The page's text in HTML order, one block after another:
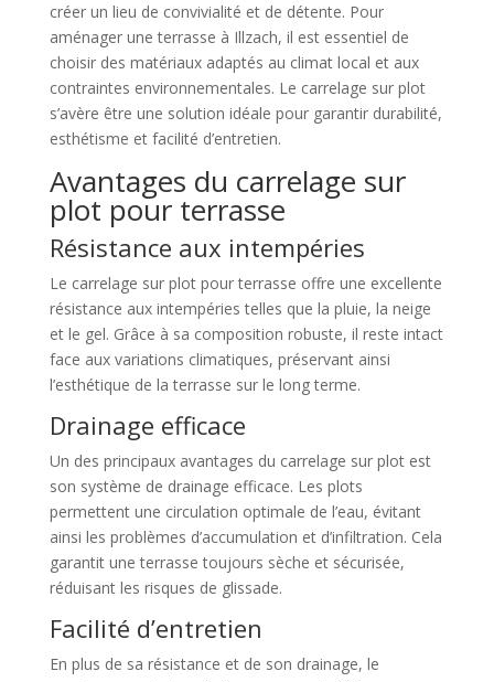
créer un lieu de convivialité et de détente. Pour
aménager une terrasse à Illzach, il est essentiel de
choisir des matériaux adaptés au climat local et aux
contraintes environnementales. Le carrelage sur plot
s’avère être une solution idéale pour garantir durabilité,
esthétisme et facilité d’entretien.
Avantages du carrelage sur
plot pour terrasse
Résistance aux intempéries
Le carrelage sur plot pour terrasse offre une excellente
résistance aux intempéries telles que la pluie, la neige
et le gel. Grâce à sa composition robuste, il reste intact
face aux variations climatiques, préservant ainsi
l’esthétique de la terrasse sur le long terme.
Drainage efficace
Un des principaux avantages du carrelage sur plot est
son système de drainage efficace. Les plots
permettent une circulation optimale de l’eau, évitant
ainsi les problèmes d’accumulation et d’infiltration. Cela
garantit une terrasse toujours sèche et sécurisée,
réduisant les risques de glissade.
Facilité d’entretien
En plus de sa résistance et de son drainage, le